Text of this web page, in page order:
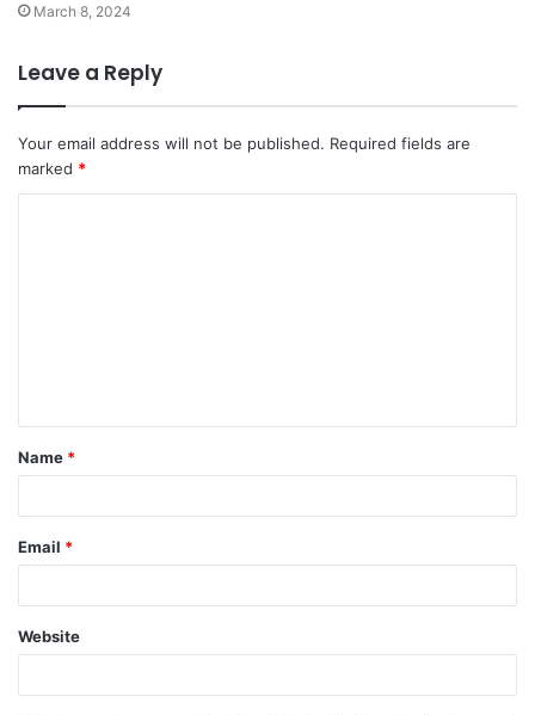
March 8, 2024
Leave a Reply
Your email address will not be published. Required fields are
marked *
t
*
Name *
Email *
Website